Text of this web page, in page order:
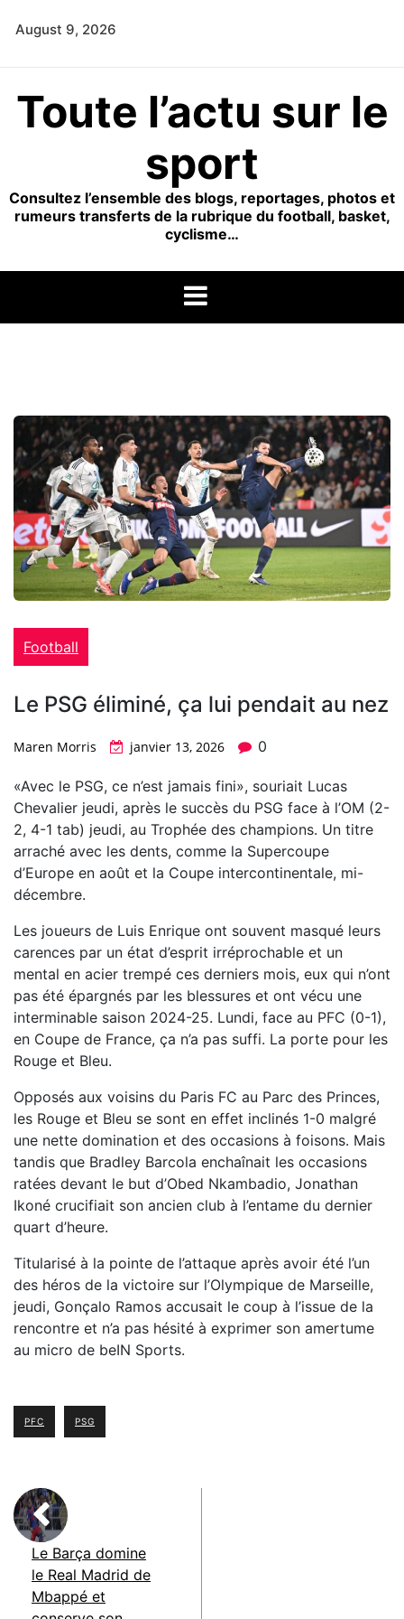
August 9, 2026
Toute l’actu sur le
sport
Consultez l’ensemble des blogs, reportages, photos et
rumeurs transferts de la rubrique du football, basket,
cyclisme…
Football
Le PSG éliminé, ça lui pendait au nez
Maren Morris janvier 13, 2026 0
«Avec le PSG, ce n’est jamais fini», souriait Lucas
Chevalier jeudi, après le succès du PSG face à l’OM (2-
2, 4-1 tab) jeudi, au Trophée des champions. Un titre
arraché avec les dents, comme la Supercoupe
d’Europe en août et la Coupe intercontinentale, mi-
décembre.
Les joueurs de Luis Enrique ont souvent masqué leurs
carences par un état d’esprit irréprochable et un
mental en acier trempé ces derniers mois, eux qui n’ont
pas été épargnés par les blessures et ont vécu une
interminable saison 2024-25. Lundi, face au PFC (0-1),
en Coupe de France, ça n’a pas suffi. La porte pour les
Rouge et Bleu.
Opposés aux voisins du Paris FC au Parc des Princes,
les Rouge et Bleu se sont en effet inclinés 1-0 malgré
une nette domination et des occasions à foisons. Mais
tandis que Bradley Barcola enchaînait les occasions
ratées devant le but d’Obed Nkambadio, Jonathan
Ikoné crucifiait son ancien club à l’entame du dernier
quart d’heure.
Titularisé à la pointe de l’attaque après avoir été l’un
des héros de la victoire sur l’Olympique de Marseille,
jeudi, Gonçalo Ramos accusait le coup à l’issue de la
rencontre et n’a pas hésité à exprimer son amertume
au micro de beIN Sports.
PFC PSG
Le Barça domine
le Real Madrid de
Mbappé et